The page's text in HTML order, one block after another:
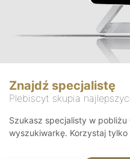
Znajdź specjalistę
Plebiscyt skupia
Szukasz specjalisty w pobliżu
wyszukiwarkę. Korzystaj tylko